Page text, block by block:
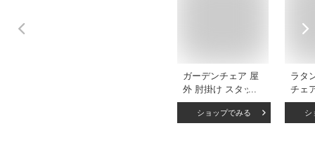
ガーデンチェア 屋
外 肘掛け スタッキ
ング 1脚 アウトド
ア バーベキュー キ
ショップでみる
ラタ
チェ
チェ
具シ